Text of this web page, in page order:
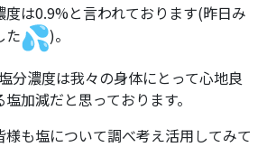
度は0.9%と言われております(昨日み
た
)。
分濃度は我々の身体にとって心地良
加減だと思っております。
も塩について調べ考え活用してみて